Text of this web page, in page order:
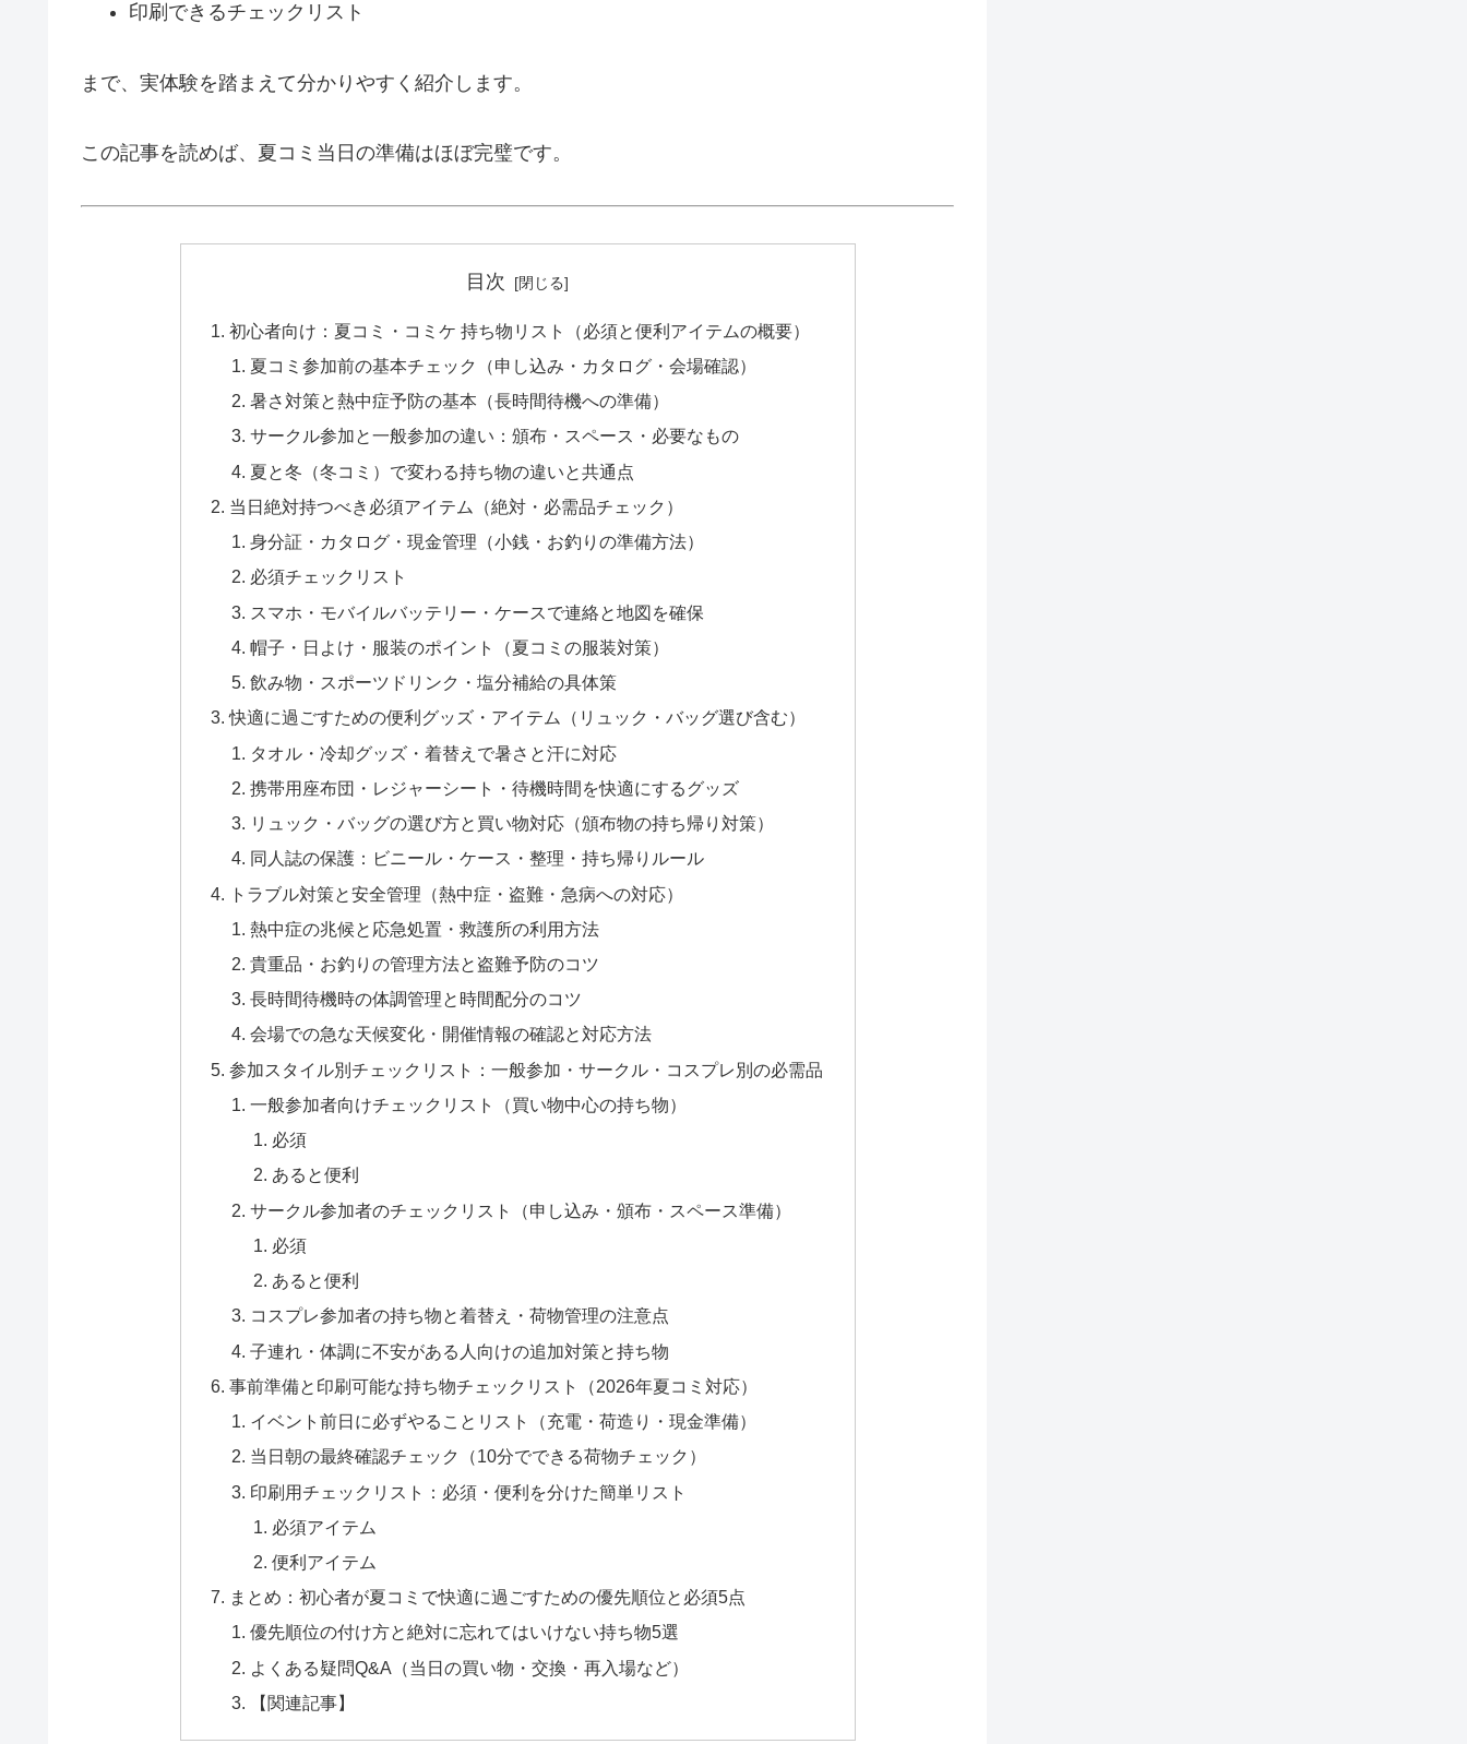
印刷できるチェックリスト
まで、実体験を踏まえて分かりやすく紹介します。
この記事を読めば、夏コミ当日の準備はほぼ完璧です。
目次
初心者向け：夏コミ・コミケ 持ち物リスト（必須と便利アイテムの概要）
夏コミ参加前の基本チェック（申し込み・カタログ・会場確認）
暑さ対策と熱中症予防の基本（長時間待機への準備）
サークル参加と一般参加の違い：頒布・スペース・必要なもの
夏と冬（冬コミ）で変わる持ち物の違いと共通点
当日絶対持つべき必須アイテム（絶対・必需品チェック）
身分証・カタログ・現金管理（小銭・お釣りの準備方法）
必須チェックリスト
スマホ・モバイルバッテリー・ケースで連絡と地図を確保
帽子・日よけ・服装のポイント（夏コミの服装対策）
飲み物・スポーツドリンク・塩分補給の具体策
快適に過ごすための便利グッズ・アイテム（リュック・バッグ選び含む）
タオル・冷却グッズ・着替えで暑さと汗に対応
携帯用座布団・レジャーシート・待機時間を快適にするグッズ
リュック・バッグの選び方と買い物対応（頒布物の持ち帰り対策）
同人誌の保護：ビニール・ケース・整理・持ち帰りルール
トラブル対策と安全管理（熱中症・盗難・急病への対応）
熱中症の兆候と応急処置・救護所の利用方法
貴重品・お釣りの管理方法と盗難予防のコツ
長時間待機時の体調管理と時間配分のコツ
会場での急な天候変化・開催情報の確認と対応方法
参加スタイル別チェックリスト：一般参加・サークル・コスプレ別の必需品
一般参加者向けチェックリスト（買い物中心の持ち物）
必須
あると便利
サークル参加者のチェックリスト（申し込み・頒布・スペース準備）
必須
あると便利
コスプレ参加者の持ち物と着替え・荷物管理の注意点
子連れ・体調に不安がある人向けの追加対策と持ち物
事前準備と印刷可能な持ち物チェックリスト（2026年夏コミ対応）
イベント前日に必ずやることリスト（充電・荷造り・現金準備）
当日朝の最終確認チェック（10分でできる荷物チェック）
印刷用チェックリスト：必須・便利を分けた簡単リスト
必須アイテム
便利アイテム
まとめ：初心者が夏コミで快適に過ごすための優先順位と必須5点
優先順位の付け方と絶対に忘れてはいけない持ち物5選
よくある疑問Q&A（当日の買い物・交換・再入場など）
【関連記事】